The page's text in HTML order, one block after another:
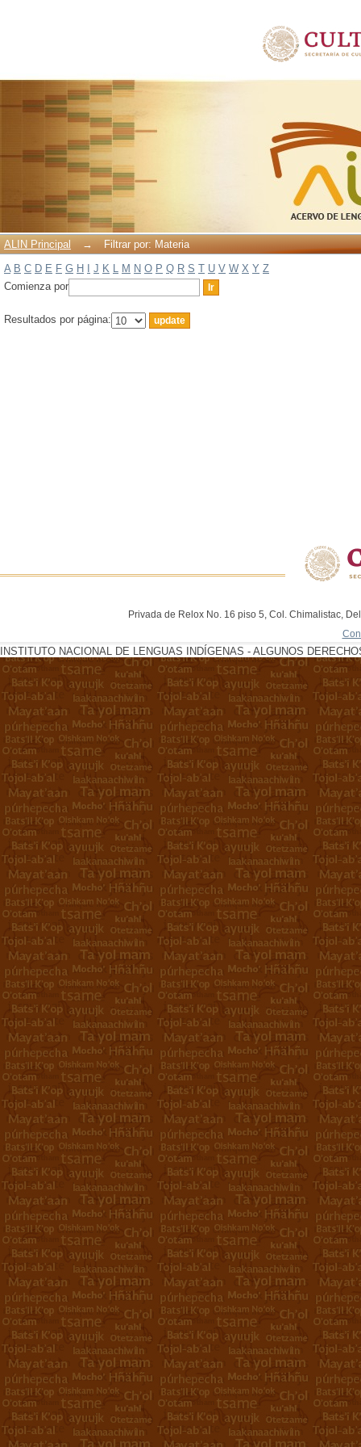
ALIN Principal →
Filtrar por: Materia
A B C D E F G H J K L M N O P Q R S T U V W X Y Z
Comienza por
Resultados por página:
Privada de Relox No. 16 piso 5, Col. Chimalistac,
INSTITUTO NACIONAL DE LENGUAS INDÍGENAS - ALGUNOS